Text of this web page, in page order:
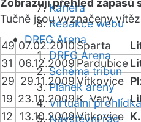
Kariéra
Redakce webu
DRFG Arena
DRFG Arena
Schéma tribun
Plánek areny
Virtuální prohlídka
Návštěvní řád
Zobrazuji přehled zápasů
Tučně jsou vyznačeny
49 07.02.2010 Sparta
31 06.12.2009Pardubice
29 29.11.2009Vítkovice
19 23.10.2009K. Vary
12
13.10.2009Vítkovice